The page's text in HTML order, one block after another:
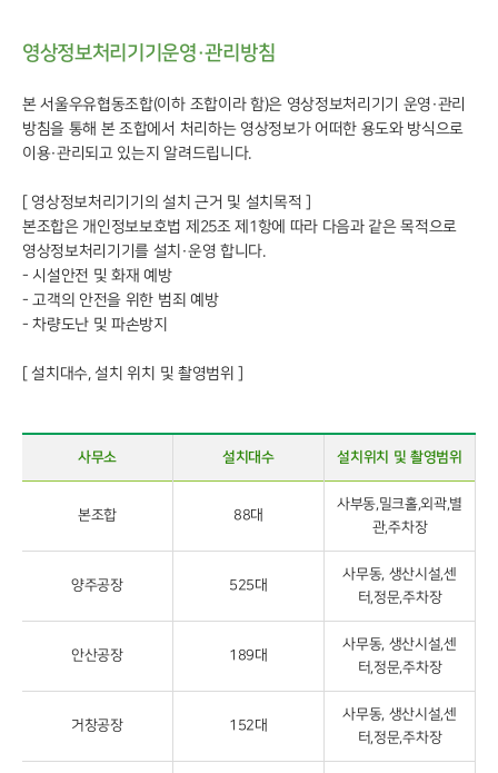
영상정보처리기기운영·관리방침
본 서울우유협동조합(이하 조합이라 함)은 영상정보처리기기 운영·관리
방침을 통해 본 조합에서 처리하는 영상정보가 어떠한 용도와 방식으로
이용·관리되고 있는지 알려드립니다.
[ 영상정보처리기기의 설치 근거 및 설치목적 ]
본조합은 개인정보보호법 제25조 제1항에 따라 다음과 같은 목적으로
영상정보처리기기를 설치·운영 합니다.
- 시설안전 및 화재 예방
- 고객의 안전을 위한 범죄 예방
- 차량도난 및 파손방지
[ 설치대수, 설치 위치 및 촬영범위 ]
사무소 설치대수 설치위치 및 촬영범위
본조합 88대
사부동,밀크홀,외곽,별
관,주차장
양주공장 525대
사무동, 생산시설,센
터,정문,주차장
안산공장 189대
사무동, 생산시설,센
터,정문,주차장
거창공장 152대
사무동, 생산시설,센
터,정문,주차장